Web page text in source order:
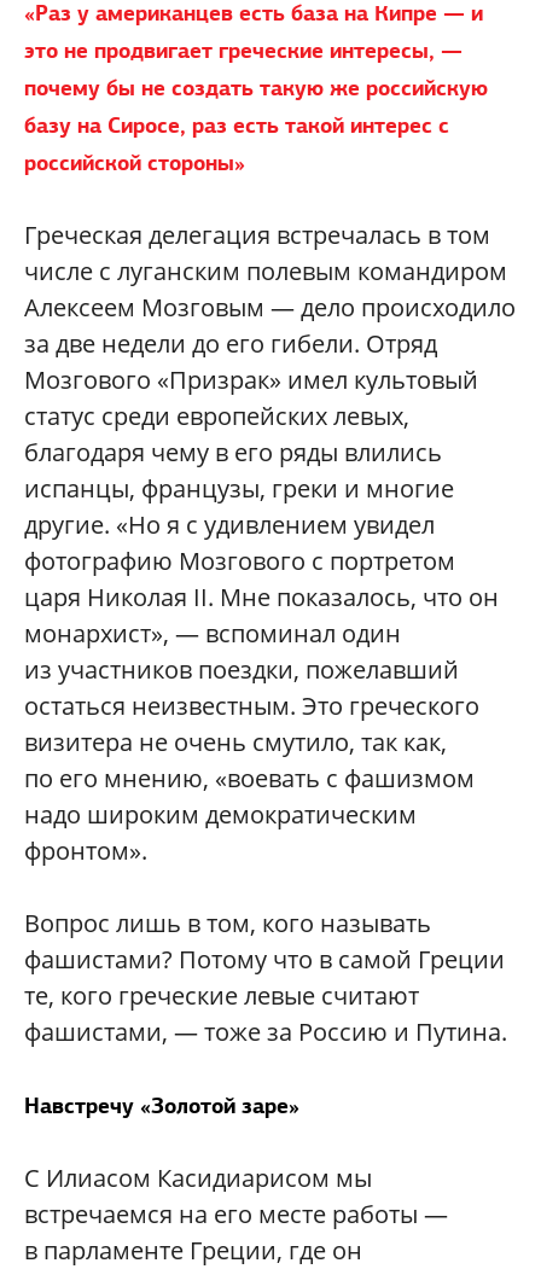
«Раз у американцев есть база на Кипре — и
это не продвигает греческие интересы, —
почему бы не создать такую же российскую
базу на Сиросе, раз есть такой интерес с
российской стороны»
Греческая делегация встречалась в том
числе с луганским полевым командиром
Алексеем Мозговым — дело происходило
за две недели до его гибели. Отряд
Мозгового «Призрак» имел культовый
статус среди европейских левых,
благодаря чему в его ряды влились
испанцы, французы, греки и многие
другие. «Но я с удивлением увидел
фотографию Мозгового с портретом
царя Николая II. Мне показалось, что он
монархист», — вспоминал один
из участников поездки, пожелавший
остаться неизвестным. Это греческого
визитера не очень смутило, так как,
по его мнению, «воевать с фашизмом
надо широким демократическим
фронтом».
Вопрос лишь в том, кого называть
фашистами? Потому что в самой Греции
те, кого греческие левые считают
фашистами, — тоже за Россию и Путина.
Навстречу «Золотой заре»
С Илиасом Касидиарисом мы
встречаемся на его месте работы —
в парламенте Греции, где он